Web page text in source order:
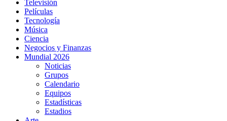
Televisión
Películas
Tecnología
Música
Ciencia
Negocios y Finanzas
Mundial 2026
Noticias
Grupos
Calendario
Equipos
Estadísticas
Estadios